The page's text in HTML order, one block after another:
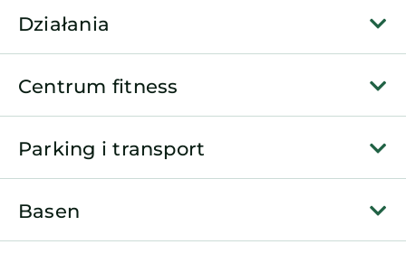
Działania
Centrum fitness
Parking i transport
Basen